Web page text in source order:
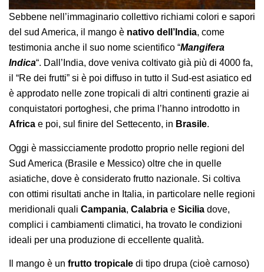
Sebbene nell’immaginario collettivo richiami colori e sapori
del sud America, il mango è nativo dell’India, come
testimonia anche il suo nome scientifico “Mangifera
Indica“. Dall’India, dove veniva coltivato già più di 4000 fa,
il “Re dei frutti” si è poi diffuso in tutto il Sud-est asiatico ed
è approdato nelle zone tropicali di altri continenti grazie ai
conquistatori portoghesi, che prima l’hanno introdotto in
Africa e poi, sul finire del Settecento, in Brasile.
Oggi è massicciamente prodotto proprio nelle regioni del
Sud America (Brasile e Messico) oltre che in quelle
asiatiche, dove è considerato frutto nazionale. Si coltiva
con ottimi risultati anche in Italia, in particolare nelle regioni
meridionali quali Campania, Calabria e Sicilia dove,
complici i cambiamenti climatici, ha trovato le condizioni
ideali per una produzione di eccellente qualità.
Il mango è un frutto tropicale di tipo drupa (cioè carnoso)